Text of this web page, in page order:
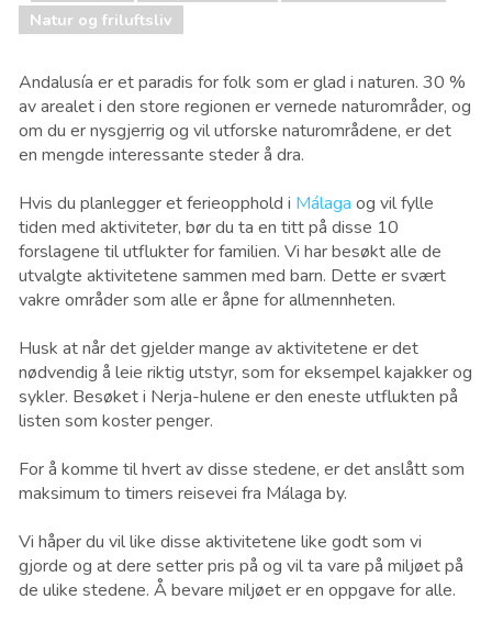
Natur og friluftsliv
Andalusía er et paradis for folk som er glad i naturen. 30 %
av arealet i den store regionen er vernede naturområder, og
om du er nysgjerrig og vil utforske naturområdene, er det
en mengde interessante steder å dra.
Hvis du planlegger et ferieopphold i Málaga og vil fylle
tiden med aktiviteter, bør du ta en titt på disse 10
forslagene til utflukter for familien. Vi har besøkt alle de
utvalgte aktivitetene sammen med barn. Dette er svært
vakre områder som alle er åpne for allmennheten.
Husk at når det gjelder mange av aktivitetene er det
nødvendig å leie riktig utstyr, som for eksempel kajakker og
sykler. Besøket i Nerja-hulene er den eneste utflukten på
listen som koster penger.
For å komme til hvert av disse stedene, er det anslått som
maksimum to timers reisevei fra Málaga by.
Vi håper du vil like disse aktivitetene like godt som vi
gjorde og at dere setter pris på og vil ta vare på miljøet på
de ulike stedene. Å bevare miljøet er en oppgave for alle.